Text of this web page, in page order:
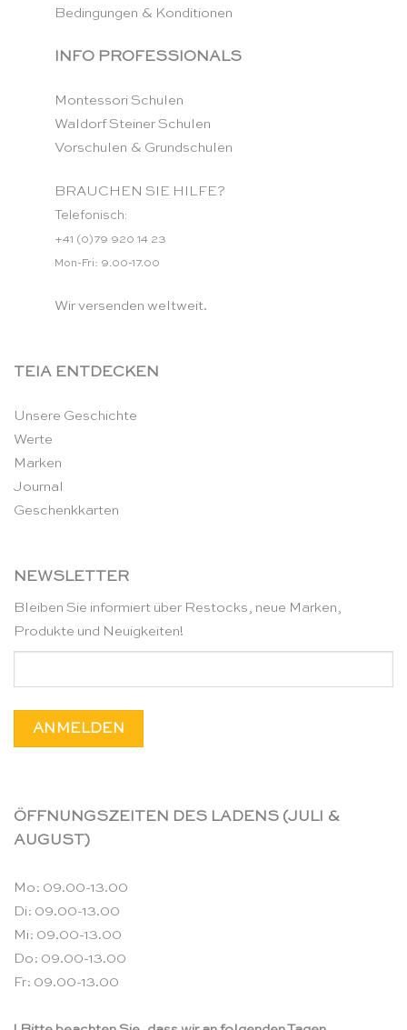
Bedingungen & Konditionen
INFO PROFESSIONALS
Montessori Schulen
Waldorf Steiner Schulen
Vorschulen & Grundschulen
BRAUCHEN SIE HILFE?
Telefonisch:
+41 (0)79 920 14 23
Mon-Fri: 9.00-17.00
Wir versenden weltweit.
TEIA ENTDECKEN
Unsere Geschichte
Werte
Marken
Journal
Geschenkkarten
NEWSLETTER
Bleiben Sie informiert über Restocks, neue Marken,
Produkte und Neuigkeiten!
ÖFFNUNGSZEITEN DES LADENS (JULI &
AUGUST)
Mo: 09.00-13.00
Di: 09.00-13.00
Mi: 09.00-13.00
Do: 09.00-13.00
Fr: 09.00-13.00